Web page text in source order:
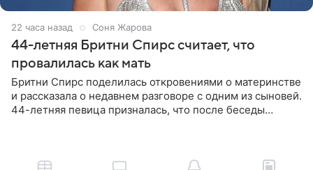
22 часа назад Соня Жарова
44-летняя Бритни Спирс считает, что
провалилась как мать
Бритни Спирс поделилась откровениями о материнстве
и рассказала о недавнем разговоре с одним из сыновей.
44-летняя певица призналась, что после беседы